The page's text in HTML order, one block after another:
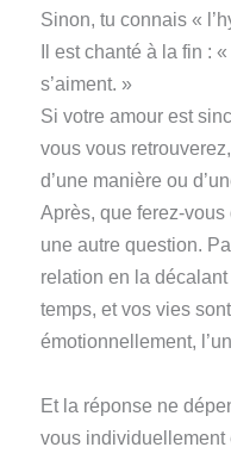
Sinon, tu connais «
Il est chanté à la fin :
s’aiment. »
Si votre amour est
vous vous
d’une manière ou
Après, que ferez-vous
une autre question.
relation en la
temps, et vos vies
émotionnellement,
Et la réponse ne
vous individuellement